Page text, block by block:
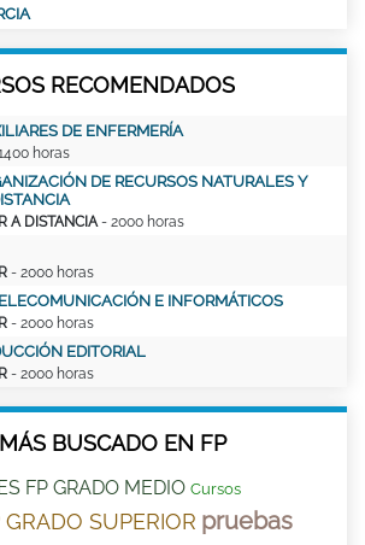
RECOMENDADOS
DE ENFERMERÍA
horas
DE RECURSOS NATURALES Y
A DISTANCIA- 2000 horas
- 2000 horas
E INFORMÁTICOS
- 2000 horas
EDITORIAL
- 2000 horas
BUSCADO EN FP
FP GRADO MEDIO Cursos
GRADO SUPERIOR pruebas